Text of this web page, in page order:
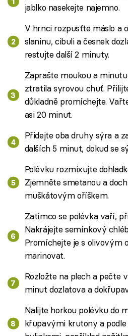
jablko nasekejte najemno.
V hrnci rozpusťte máslo a
slaninu, cibuli a česnek
restujte další 2 minuty.
Zaprašte moukou a
ztratila syrovou chuť.
důkladně promíchejte.
asi 20 minut.
Přidejte oba druhy sýra a
dalších 5 minut, dokud se
Polévku rozmixujte
Zjemněte smetanou a
muškátovým oříškem.
Zatímco se polévka vaří,
Nakrájejte semínkový
Promíchejte je s olivovým
marinovat.
Rozložte na plech a pečte
minut dozlatova a
Nalijte horkou polévku do
křupavými krutony a